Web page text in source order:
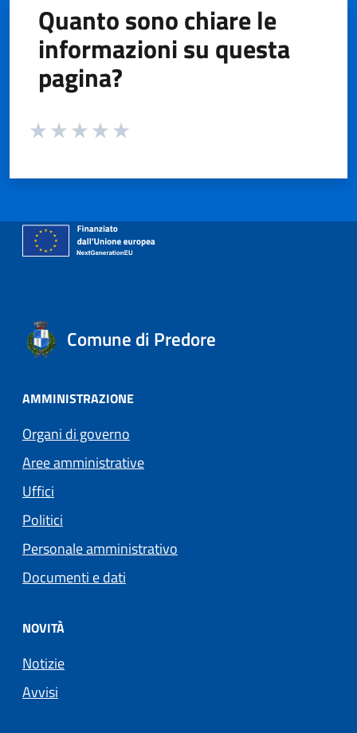
Quanto sono chiare le
informazioni su questa
pagina?
Valuta da 1 a 5 stelle la pagina
Comune di Predore
AMMINISTRAZIONE
Organi di governo
Aree amministrative
Uffici
Politici
Personale amministrativo
Documenti e dati
NOVITÀ
Notizie
Avvisi